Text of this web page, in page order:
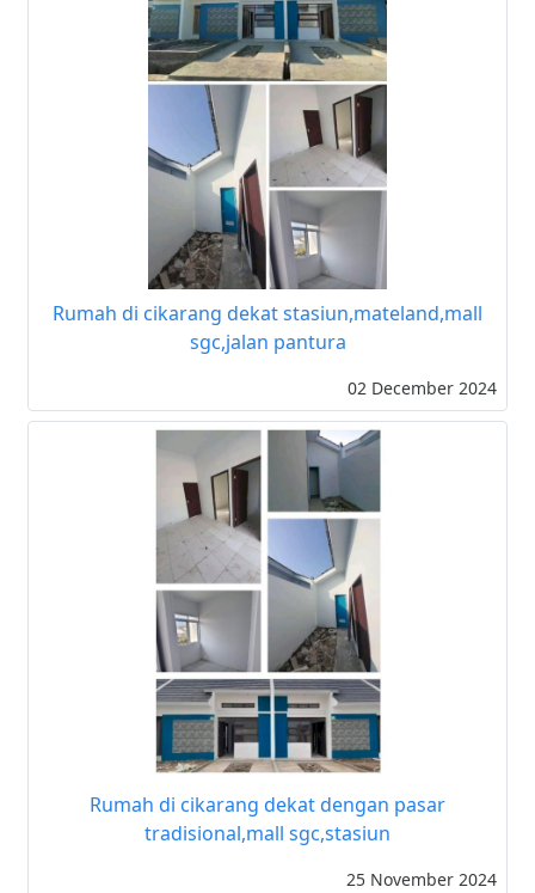
Rumah di cikarang dekat stasiun,mateland,mall
sgc,jalan pantura
02 December 2024
Rumah di cikarang dekat dengan pasar
tradisional,mall sgc,stasiun
25 November 2024